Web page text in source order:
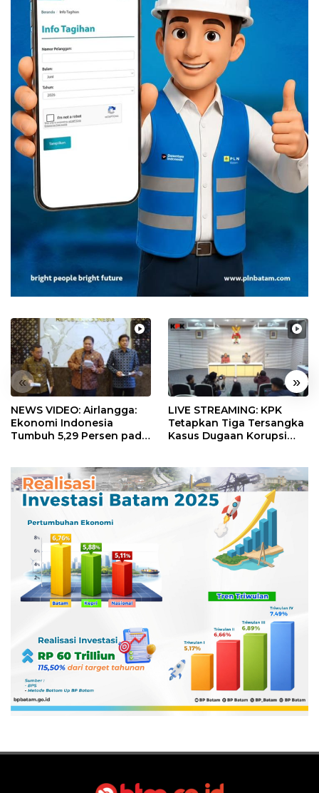
« »
NEWS VIDEO: Airlangga:
Ekonomi Indonesia
Tumbuh 5,29 Persen pada
LIVE STREAMING: KPK
Tetapkan Tiga Tersangka
Kasus Dugaan Korupsi